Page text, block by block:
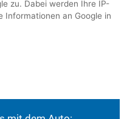
zu. Dabei werden Ihre IP-
Informationen an Google in